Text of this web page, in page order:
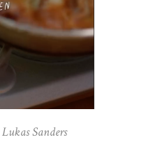
Lukas Sanders